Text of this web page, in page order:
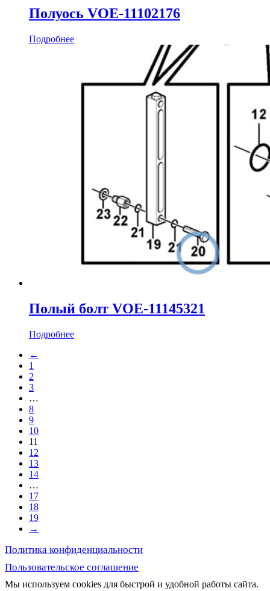
Полуось VOE-11102176
Подробнее
Полый болт VOE-11145321
Подробнее
←
1
2
3
…
8
9
10
11
12
13
14
…
17
18
19
→
Политика конфиденциальности
Пользовательское соглашение
Мы используем cookies для быстрой и удобной работы сайта.